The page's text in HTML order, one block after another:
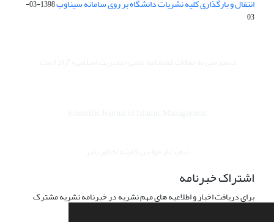
انتقال و بارگذاری کلیه نشریات دانشگاه بر روی سامانه سیناوب
1398-03-
03
اشتراک خبرنامه
برای دریافت اخبار و اطلاعیه های مهم نشریه در خبرنامه نشریه مشترک